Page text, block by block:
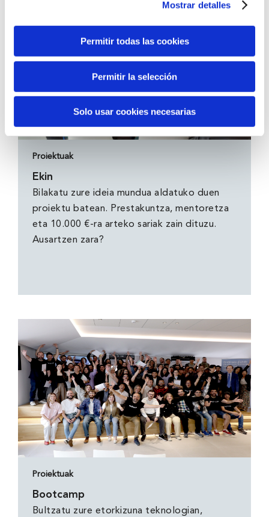
Mostrar detalles
Permitir todas las cookies
Permitir la selección
Solo usar cookies necesarias
Proiektuak
Ekin
Bilakatu zure ideia mundua aldatuko duen
proiektu batean. Prestakuntza, mentoretza
eta 10.000 €-ra arteko sariak zain dituzu.
Ausartzen zara?
Proiektuak
Bootcamp
Bultzatu zure etorkizuna teknologian,